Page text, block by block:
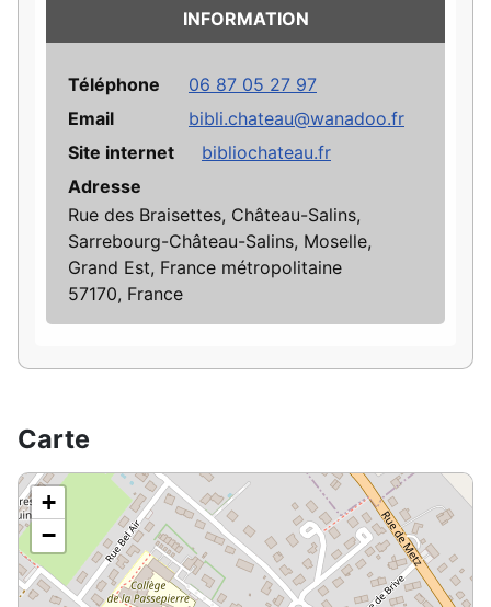
INFORMATION
Téléphone
06 87 05 27 97
Email
bibli.chateau@wanadoo.fr
Site internet
bibliochateau.fr
Adresse
Rue des Braisettes, Château-Salins,
Sarrebourg-Château-Salins, Moselle,
Grand Est, France métropolitaine
57170, France
Carte
+
−